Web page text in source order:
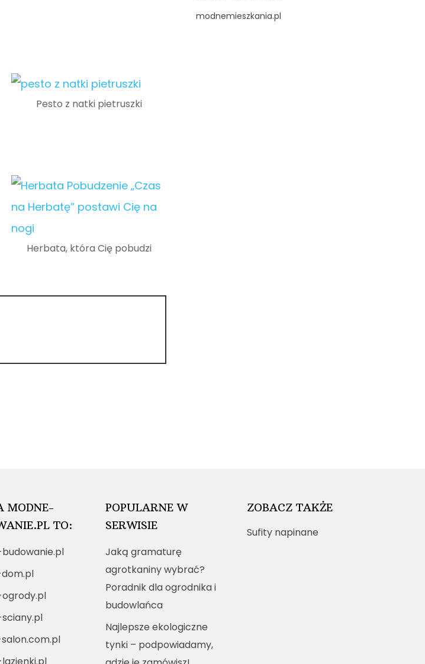
Pesto z natki pietruszki
Herbata, która Cię pobudzi
modnemieszkania.pl
MODNE-
TO:
POPULARNE W
SERWISIE
Jaką gramaturę
agrotkaniny wybrać?
Poradnik dla ogrodnika i
budowlańca
Najlepsze ekologiczne
tynki – podpowiadamy,
ZOBACZ TAKŻE
Sufity napinane